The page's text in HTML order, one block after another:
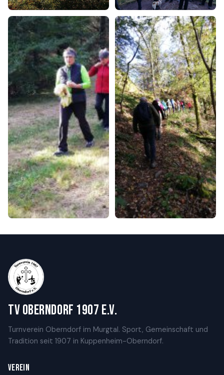
TV Oberndorf 1907 e.V.
Turnverein Oberndorf im Murgtal. Sport, Gemeinschaft und
Tradition seit 1907 in Kuppenheim-Oberndorf.
VEREIN